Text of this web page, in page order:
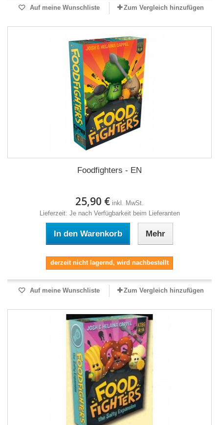
Auf meine Wunschliste Zum Vergleich hinzufügen
Foodfighters - EN
25,90 € inkl. MwSt.
Lieferzeit: Je nach Verfügbarkeit beim Lieferanten
In den Warenkorb Mehr
derzeit nicht lagernd, wird nachbestellt
Auf meine Wunschliste Zum Vergleich hinzufügen